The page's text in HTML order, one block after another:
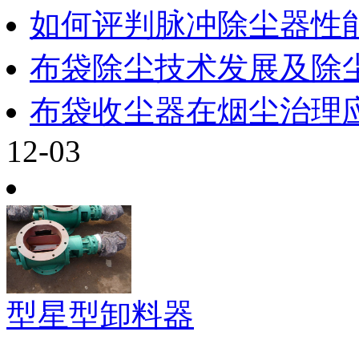
如何评判脉冲除尘器性
布袋除尘技术发展及除
布袋收尘器在烟尘治理
12-03
型星型卸料器